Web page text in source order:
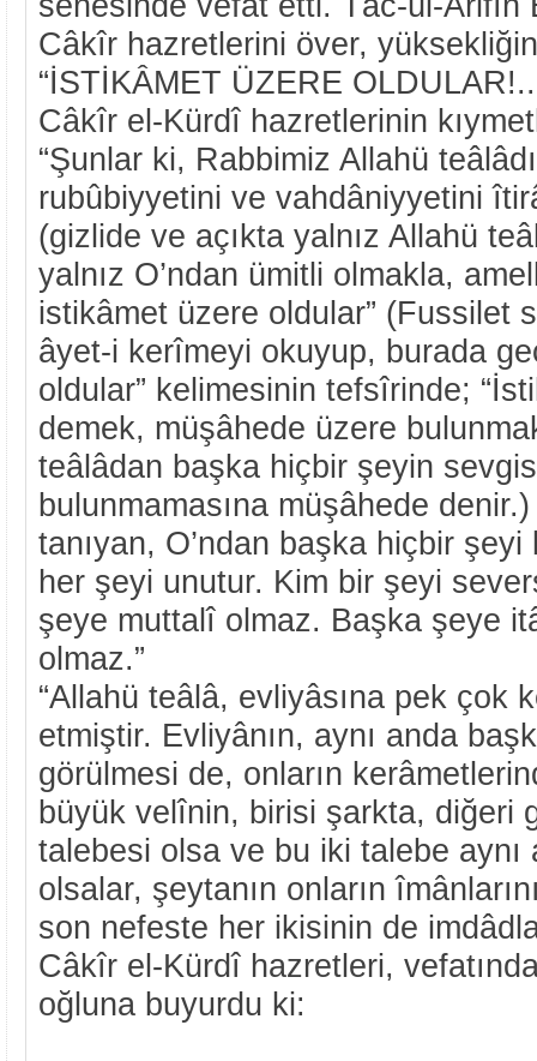
Câkîr hazretlerini över,
“İSTİKÂMET ÜZERE
Câkîr el-Kürdî hazretlerinin
“Şunlar ki, Rabbimiz Allahü
rubûbiyyetini ve vahdâniyyetini
(gizlide ve açıkta yalnız Allahü
yalnız O’ndan ümitli olmakla,
istikâmet üzere oldular” (Fussilet
âyet-i kerîmeyi okuyup, burada
oldular” kelimesinin tefsîrinde;
demek, müşâhede üzere
teâlâdan başka hiçbir şeyin
bulunmamasına müşâhede
tanıyan, O’ndan başka hiçbir
her şeyi unutur. Kim bir şeyi
şeye muttalî olmaz. Başka şeye
olmaz.”
“Allahü teâlâ, evliyâsına pek çok
etmiştir. Evliyânın, aynı anda
görülmesi de, onların
büyük velînin, birisi şarkta, diğeri
talebesi olsa ve bu iki talebe
olsalar, şeytanın onların
son nefeste her ikisinin de
Câkîr el-Kürdî hazretleri,
oğluna buyurdu ki: